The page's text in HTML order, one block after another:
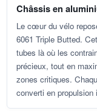
Châssis en
Le cœur du vélo
6061 Triple Butted.
tubes là où les
précieux, tout en
zones critiques.
converti en